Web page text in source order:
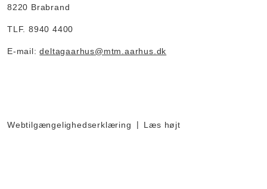
8220 Brabrand
TLF. 8940 4400
E-mail:deltagaarhus@mtm.aarhus.dk
Webtilgængelighedserklæring Læs højt